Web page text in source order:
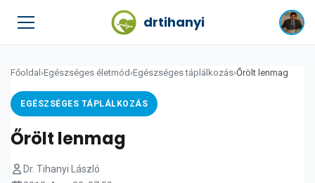
drtihanyi
Főoldal ›Egészséges életmód ›Egészséges táplálkozás›Őrölt lenmag
EGÉSZSÉGES TÁPLÁLKOZÁS
Őrölt lenmag
Dr. Tihanyi László